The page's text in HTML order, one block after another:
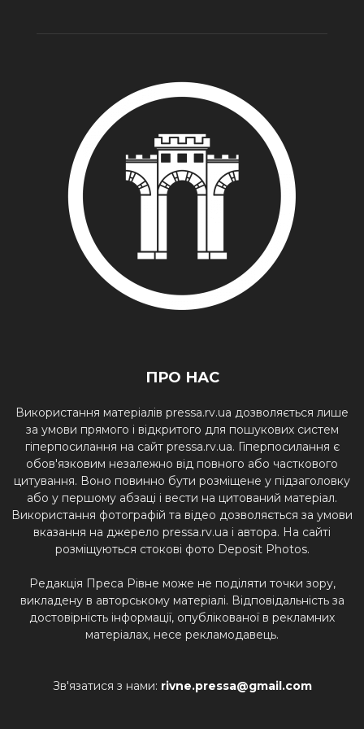
ПРО НАС
Використання матеріалів pressa.rv.ua дозволяється лише
за умови прямого і відкритого для пошукових систем
гіперпосилання на сайт pressa.rv.ua. Гіперпосилання є
обов'язковим незалежно від повного або часткового
цитування. Воно повинно бути розміщене у підзаголовку
або у першому абзаці і вести на цитований матеріал.
Використання фотографій та відео дозволяється за умови
вказання на джерело pressa.rv.ua і автора. На сайті
розміщуються стокові фото Deposit Photos.
Редакція Преса Рівне може не поділяти точки зору,
викладену в авторському матеріалі. Відповідальність за
достовірність інформації, опублікованої в рекламних
матеріалах, несе рекламодавець.
Зв'язатися з нами: rivne.pressa@gmail.com